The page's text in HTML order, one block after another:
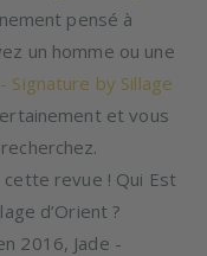
pensé à
un homme ou une
Signature by Sillage
et vous
revue ! Qui Est
d’Orient ?
2016, Jade -